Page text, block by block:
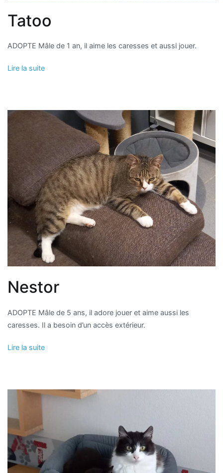
Tatoo
ADOPTE Mâle de 1 an, il aime les caresses et aussi jouer.
Lire la suite
Nestor
ADOPTE Mâle de 5 ans, il adore jouer et aime aussi les
caresses. Il a besoin d’un accès extérieur.
Lire la suite